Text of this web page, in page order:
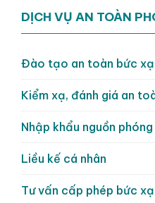
DỊCH VỤ AN TOÀN
Đào tạo an toàn bức xạ
Kiểm xạ, đánh giá an
Nhập khẩu nguồn
Liều kế cá nhân
Tư vấn cấp phép bức